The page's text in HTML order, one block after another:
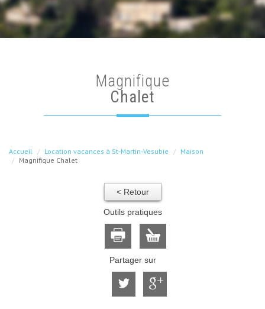
magnifique
Chalet
Accueil Location vacances à St-Martin-Vesubie
Maison
Magnifique Chalet
< Retour
Outils pratiques
Partager sur